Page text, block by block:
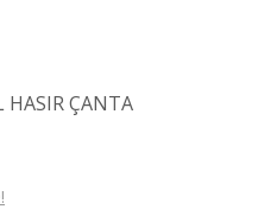
HASIR ÇANTA